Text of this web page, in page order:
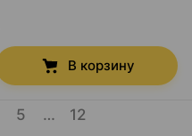
В корзину
5 … 12